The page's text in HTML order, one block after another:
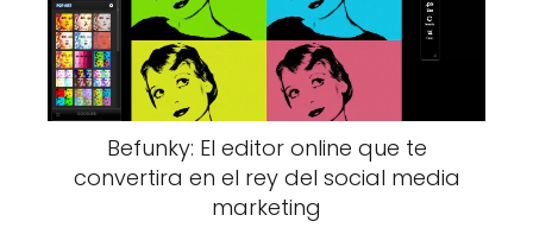
Befunky: El editor online que te
convertira en el rey del social media
marketing